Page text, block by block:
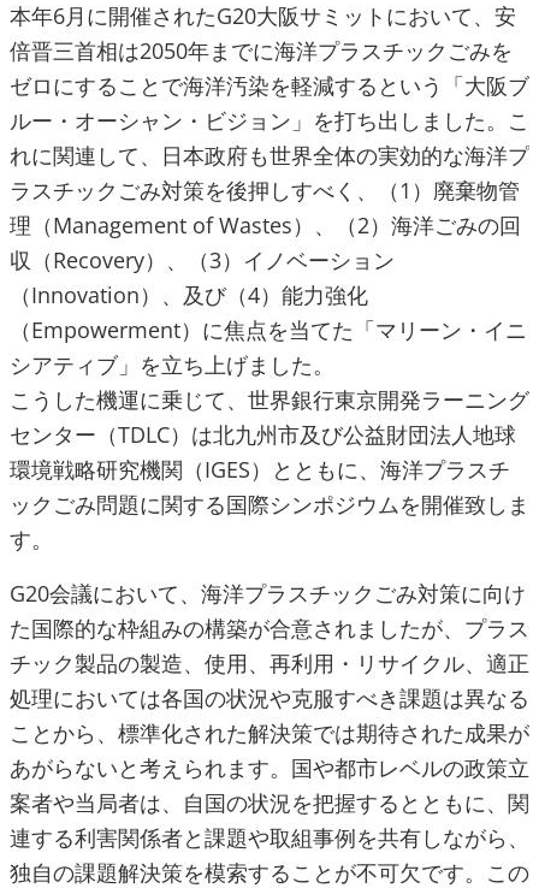
本年6月に開催されたG20大阪サミットにおいて、安
倍晋三首相は2050年までに海洋プラスチックごみを
ゼロにすることで海洋汚染を軽減するという「大阪ブ
ルー・オーシャン・ビジョン」を打ち出しました。こ
れに関連して、日本政府も世界全体の実効的な海洋プ
ラスチックごみ対策を後押しすべく、（1）廃棄物管
理（Management of Wastes）、（2）海洋ごみの回
収（Recovery）、（3）イノベーション
（Innovation）、及び（4）能力強化
（Empowerment）に焦点を当てた「マリーン・イニ
シアティブ」を立ち上げました。
こうした機運に乗じて、世界銀行東京開発ラーニング
センター（TDLC）は北九州市及び公益財団法人地球
環境戦略研究機関（IGES）とともに、海洋プラスチ
ックごみ問題に関する国際シンポジウムを開催致しま
す。
G20会議において、海洋プラスチックごみ対策に向け
た国際的な枠組みの構築が合意されましたが、プラス
チック製品の製造、使用、再利用・リサイクル、適正
処理においては各国の状況や克服すべき課題は異なる
ことから、標準化された解決策では期待された成果が
あがらないと考えられます。国や都市レベルの政策立
案者や当局者は、自国の状況を把握するとともに、関
連する利害関係者と課題や取組事例を共有しながら、
独自の課題解決策を模索することが不可欠です。この